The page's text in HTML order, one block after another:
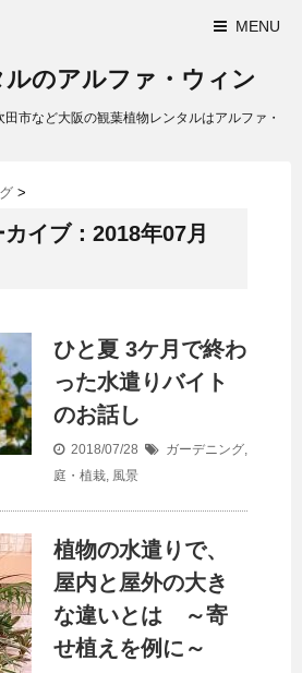
MENU
のアルファ・ウィン
市など大阪の観葉植物レンタルはアルファ・
>
カイブ：2018年07月
ひと夏 3ケ月で終わ
った水遣りバイト
のお話し
2018/07/28 ガーデニング,
庭・植栽, 風景
植物の水遣りで、
屋内と屋外の大き
な違いとは ～寄
せ植えを例に～